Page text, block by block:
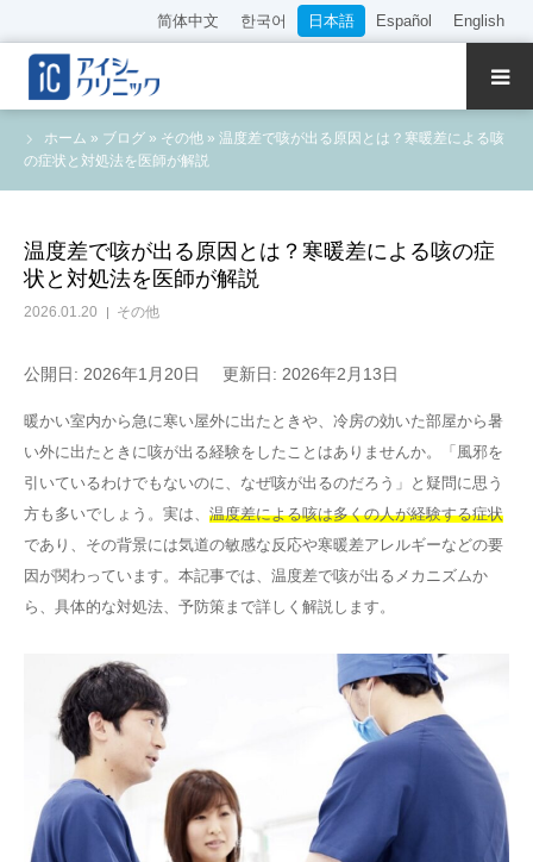
简体中文 한국어 日本語 Español English
ホーム » ブログ » その他 » 温度差で咳が出る原因とは？寒暖差による咳
の症状と対処法を医師が解説
温度差で咳が出る原因とは？寒暖差による咳の症
状と対処法を医師が解説
2026.01.20 その他
公開日: 2026年1月20日 更新日: 2026年2月13日
暖かい室内から急に寒い屋外に出たときや、冷房の効いた部屋から暑
い外に出たときに咳が出る経験をしたことはありませんか。「風邪を
引いているわけでもないのに、なぜ咳が出るのだろう」と疑問に思う
方も多いでしょう。実は、 温度差による咳は多くの人が経験する症状
であり、その背景には気道の敏感な反応や寒暖差アレルギーなどの要
因が関わっています。本記事では、温度差で咳が出るメカニズムか
ら、具体的な対処法、予防策まで詳しく解説します。
クリニック紹介
診療内容
WEB予約
料金表
採用情報
その他
简体中文 日本語 Español
English